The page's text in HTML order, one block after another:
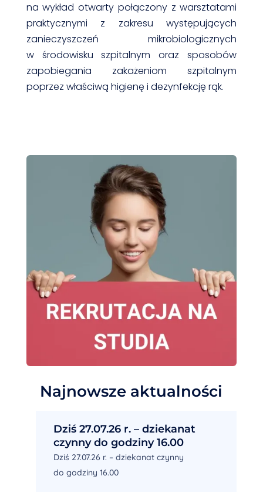
na wykład otwarty połączony z warsztatami
praktycznymi z zakresu występujących
zanieczyszczeń mikrobiologicznych
w środowisku szpitalnym oraz sposobów
zapobiegania zakażeniom szpitalnym
poprzez właściwą higienę i dezynfekcję rąk.
Najnowsze aktualności
Dziś 27.07.26 r. – dziekanat
czynny do godziny 16.00
Dziś 27.07.26 r. – dziekanat czynny
do godziny 16.00